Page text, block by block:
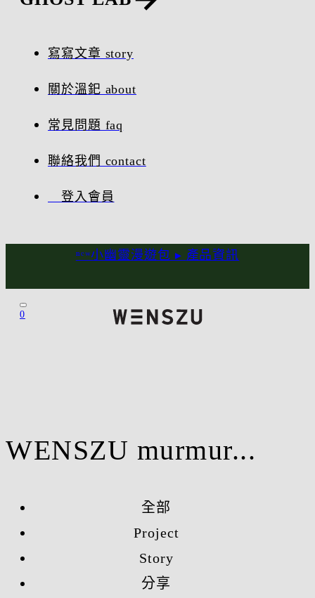
寫寫文章 story
關於溫釲 about
常見問題 faq
聯絡我們 contact
登入會員
ⁿᵉʷ小幽靈漫遊包 ▸ 產品資訊
0
WENSZU murmur...
全部
Project
Story
分享